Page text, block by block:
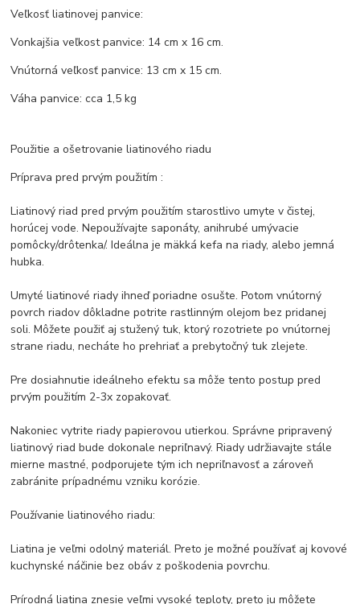
Veľkosť liatinovej panvice:
Vonkajšia veľkost panvice: 14 cm x 16 cm.
Vnútorná veľkosť panvice: 13 cm x 15 cm.
Váha panvice: cca 1,5 kg
Použitie a ošetrovanie liatinového riadu
Príprava pred prvým použitím :
Liatinový riad pred prvým použitím starostlivo umyte v čistej,
horúcej vode. Nepoužívajte saponáty, anihrubé umývacie
pomôcky/drôtenka/. Ideálna je mäkká kefa na riady, alebo jemná
hubka.
Umyté liatinové riady ihneď poriadne osušte. Potom vnútorný
povrch riadov dôkladne potrite rastlinným olejom bez pridanej
soli. Môžete použiť aj stužený tuk, ktorý rozotriete po vnútornej
strane riadu, necháte ho prehriať a prebytočný tuk zlejete.
Pre dosiahnutie ideálneho efektu sa môže tento postup pred
prvým použitím 2-3x zopakovať.
Nakoniec vytrite riady papierovou utierkou. Správne pripravený
liatinový riad bude dokonale nepriľnavý. Riady udržiavajte stále
mierne mastné, podporujete tým ich nepriľnavosť a zároveň
zabránite prípadnému vzniku korózie.
Používanie liatinového riadu:
Liatina je veľmi odolný materiál. Preto je možné používať aj kovové
kuchynské náčinie bez obáv z poškodenia povrchu.
Prírodná liatina znesie veľmi vysoké teploty, preto ju môžete